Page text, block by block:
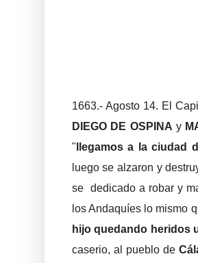
1663.- Agosto 14. El
DIEGO DE OSPINA y
" llegamos a la ciudad
luego se alzaron y
se dedicado a robar y
los Andaquíes lo mismo
hijo quedando heridos
caserio, al pueblo de